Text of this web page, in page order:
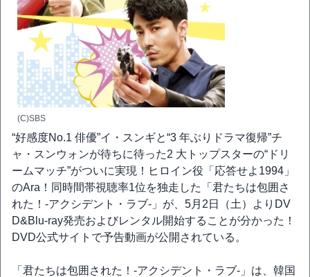
(C)SBS
“好感度No.1 俳優”イ・スンギと“3 年ぶりドラマ復帰”チ
ャ・スンウォンが待ちに待った2 大トップスターの“ドリ
ームマッチ”がついに実現！ヒロイン役「応答せよ1994」
のAra！同時間帯視聴率1位を独走した「君たちは包囲さ
れた！-アクシデント・ラブ-」が、5月2日（土）よりDV
D&Blu-ray発売およびレンタル開始することが分かった！
DVD公式サイトで予告動画が公開されている。
「君たちは包囲された！-アクシデント・ラブ-」は、韓国